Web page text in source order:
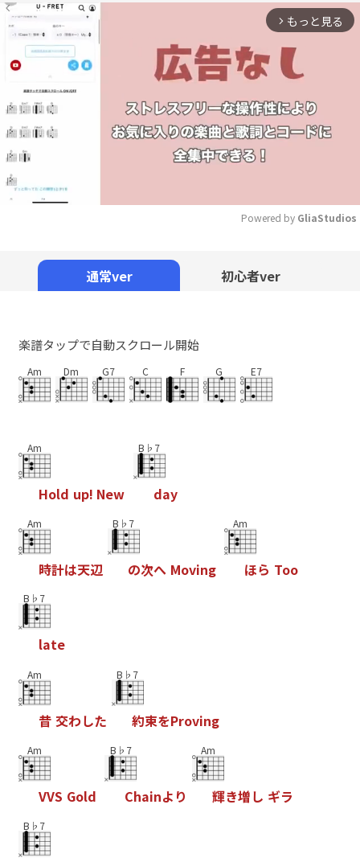
arrow_forward_ios もっと見る
Powered by GliaStudios
通常ver 初心者ver
楽譜タップで自動スクロール開始
Am Dm G7 C F G E7
Am
Hold up! New
B♭7
day
Am
時計は天辺
B♭7
の次へ Moving
Am
ほら Too
B♭7
late
Am
昔 交わした
B♭7
約束をProving
Am
VVS Gold
B♭7
Chainよ り
Am
輝き増し キラ
B♭7